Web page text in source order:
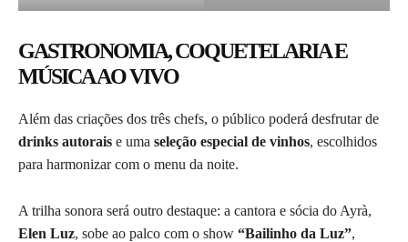
GASTRONOMIA, COQUETELARIA E
MÚSICA AO VIVO
Além das criações dos três chefs, o público poderá desfrutar de
drinks autorais e uma seleção especial de vinhos, escolhidos
para harmonizar com o menu da noite.
A trilha sonora será outro destaque: a cantora e sócia do Ayrà,
Elen Luz, sobe ao palco com o show “Bailinho da Luz”,